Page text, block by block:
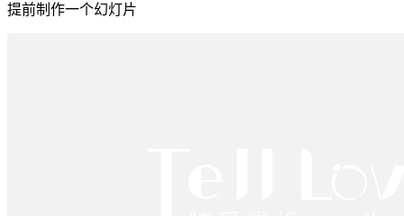
提前制作一个幻灯片